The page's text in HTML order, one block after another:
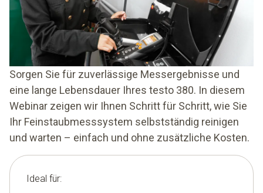
Sorgen Sie für zuverlässige Messergebnisse und
eine lange Lebensdauer Ihres testo 380. In diesem
Webinar zeigen wir Ihnen Schritt für Schritt, wie Sie
Ihr Feinstaubmesssystem selbstständig reinigen
und warten – einfach und ohne zusätzliche Kosten.
Ideal für: